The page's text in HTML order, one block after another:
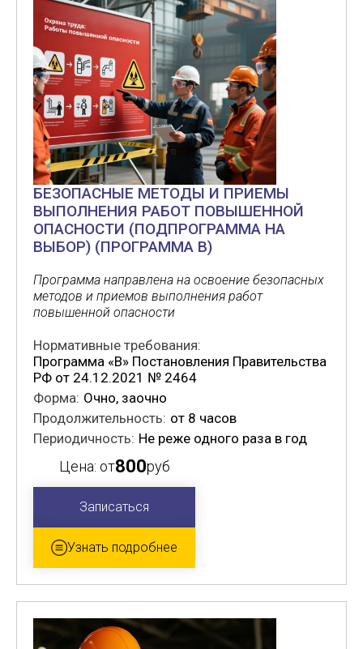
БЕЗОПАСНЫЕ МЕТОДЫ И ПРИЕМЫ
ВЫПОЛНЕНИЯ РАБОТ ПОВЫШЕННОЙ
ОПАСНОСТИ (ПОДПРОГРАММА НА
ВЫБОР) (ПРОГРАММА В)
Программа направлена на освоение безопасных
методов и приемов выполнения работ
повышенной опасности
Нормативные требования:
Программа «В» Постановления Правительства
РФ от 24.12.2021 № 2464
Форма: Очно, заочно
Продолжительность: от 8 часов
Периодичность: Не реже одного раза в год
Цена: от800руб
Записаться
Узнать подробнее